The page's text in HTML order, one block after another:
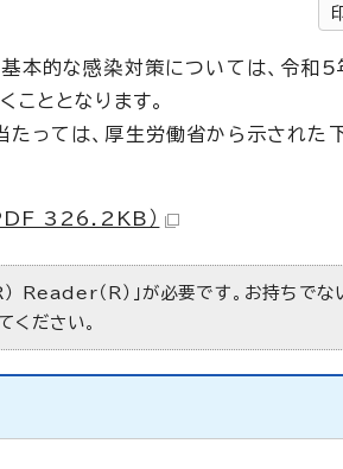
本的な感染対策については、令和
こととなります。
っては、厚生労働省から示された
PDF 326.2KB）
Reader（R）」が必要です。お持ちでな
ください。